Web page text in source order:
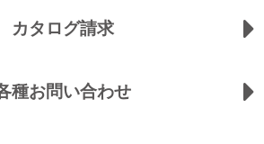
カタログ請求
種お問い合わせ